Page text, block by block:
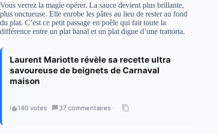
Vous verrez la magie opérer. La sauce devient plus brillante,
plus onctueuse. Elle enrobe les pâtes au lieu de rester au fond
du plat. C’est ce petit passage en poêle qui fait toute la
différence entre un plat banal et un plat digne d’une trattoria.
Laurent Mariotte révèle sa recette ultra
savoureuse de beignets de Carnaval
maison
140 votes · 37 commentaires ·